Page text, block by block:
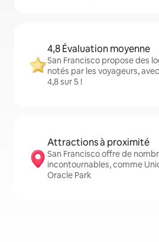
4,8 Évaluation moyenne
San Francisco propose des
notés par les voyageurs,
4,8 sur 5 !
Attractions à proximité
San Francisco offre de
incontournables, comme
Oracle Park